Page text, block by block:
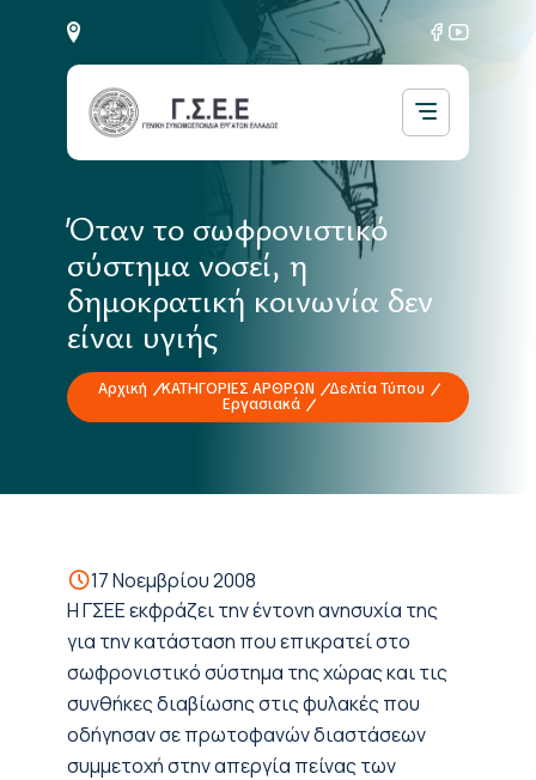
Όταν το σωφρονιστικό
σύστημα νοσεί, η
δημοκρατική κοινωνία δεν
είναι υγιής
Αρχική ΚΑΤΗΓΟΡΙΕΣ ΑΡΘΡΩΝ
Δελτία Τύπου
Εργασιακά
17 Νοεμβρίου 2008
Η ΓΣΕΕ εκφράζει την έντονη ανησυχία της
για την κατάσταση που επικρατεί στο
σωφρονιστικό σύστημα της χώρας και τις
συνθήκες διαβίωσης στις φυλακές που
οδήγησαν σε πρωτοφανών διαστάσεων
συμμετοχή στην απεργία πείνας των